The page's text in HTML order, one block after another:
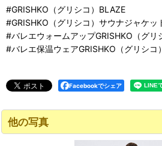
#GRISHKO（グリシコ）BLAZE
#GRISHKO（グリシコ）サウナジャケッ
#バレエウォームアップGRISHKO（グリ
#バレエ保温ウェアGRISHKO（グリシコ）
Facebookでシェア
他の写真